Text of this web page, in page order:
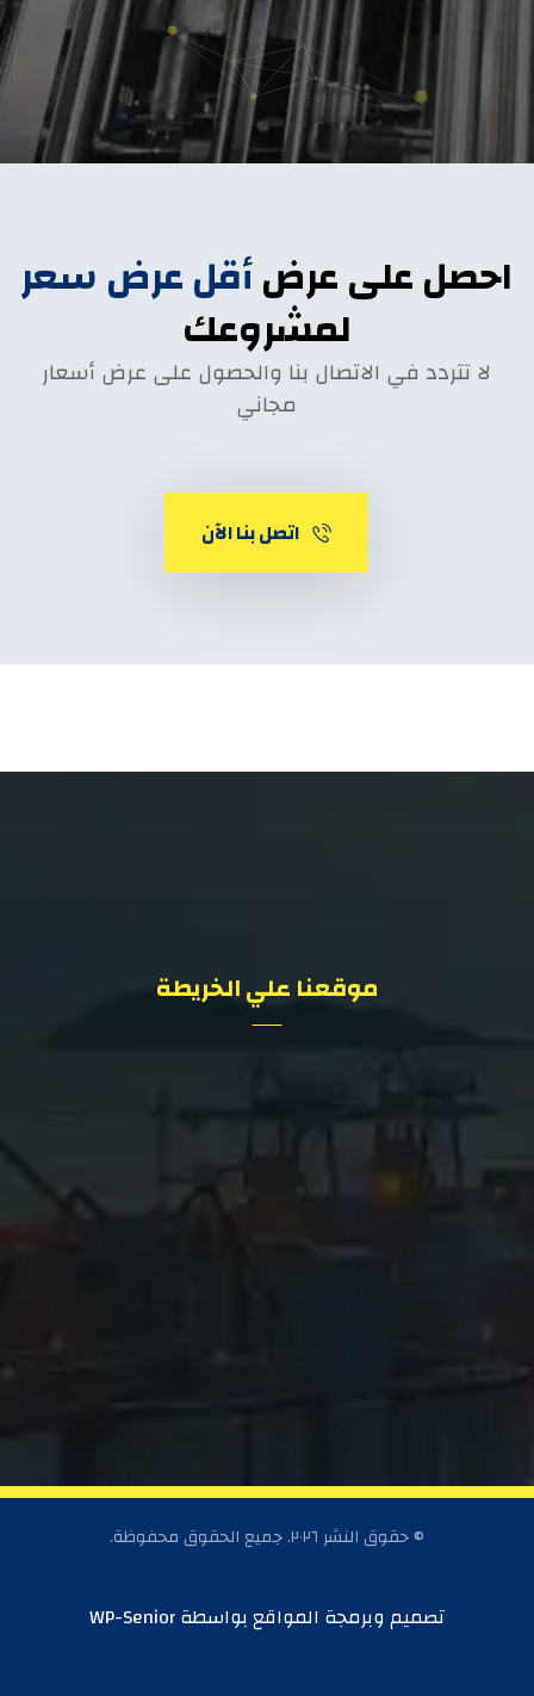
احصل على عرضأقل عرض سعر
لمشروعك
لا تتردد في الاتصال بنا والحصول على عرض أسعار
مجاني
اتصل بنا الآن
موقعنا علي الخريطة
© حقوق النشر ٢٠٢٦. جميع الحقوق محفوظة.
تصميم وبرمجة المواقع بواسطةWP-Senior